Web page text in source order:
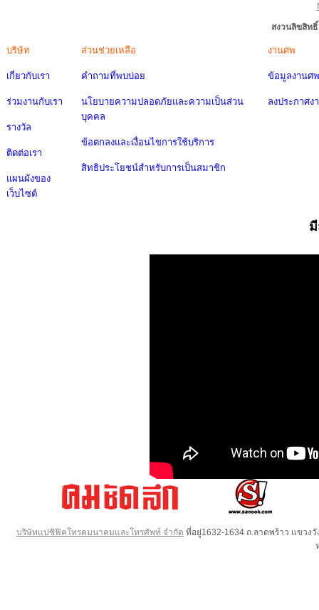
สงวนลิขสิท
บริษัท
เกี่ยวกับเรา
ร่วมงานกับเรา
รางวัล
ติดต่อเรา
แผนผังของ
เว็บไซต์
ส่วนช่วยเหลือ
คำถามที่พบบ่อย
นโยบายความปลอดภัยและความเป็นส่วน
บุคคล
ข้อตกลงและเงื่อนไขการใช้บริการ
สิทธิประโยชน์สำหรับการเป็นสมาชิก
งานศพ
ข้อมูลงานศพ
ลงประกาศง
บริษัทแปซิฟิคโทรคมนาคมและโทรศัพท์ จำกัด ที่อยู่1632-1634 ถ.ลาดพร้าว แขวง